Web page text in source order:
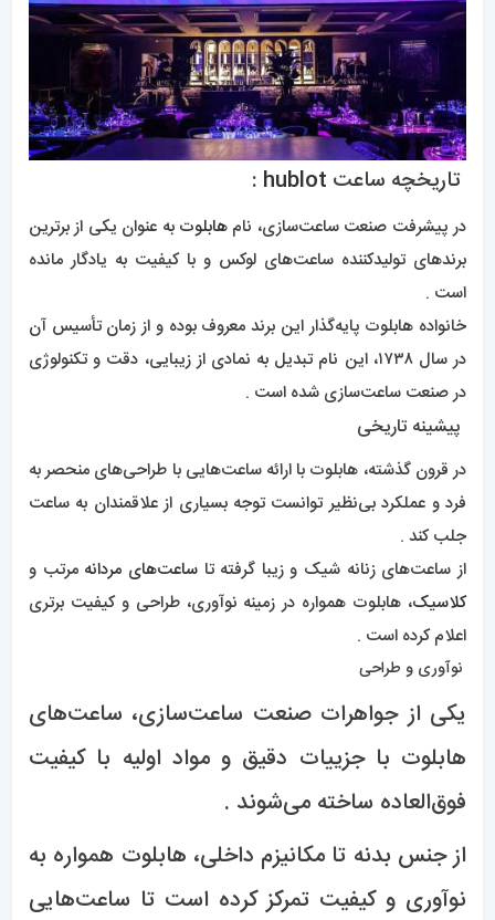
تاریخچه ساعت hublot
:
در پیشرفت صنعت ساعت‌سازی، نام هابلوت به عنوان یکی از برترین
برندهای تولیدکننده ساعت‌های لوکس و با کیفیت به یادگار مانده
است .
خانواده هابلوت پایه‌گذار این برند معروف بوده و از زمان تأسیس آن
در سال ۱۷۳۸، این نام تبدیل به نمادی از زیبایی، دقت و تکنولوژی
در صنعت ساعت‌سازی شده است .
پیشینه تاریخی
در قرون گذشته، هابلوت با ارائه ساعت‌هایی با طراحی‌های منحصر به
فرد و عملکرد بی‌نظیر توانست توجه بسیاری از علاقمندان به ساعت
جلب کند .
از ساعت‌های زنانه شیک و زیبا گرفته تاساعت‌های مردانه مرتب و
کلاسیک، هابلوت همواره در زمینه نوآوری، طراحی و کیفیت برتری
اعلام کرده است .
نوآوری و طراحی
یکی از جواهرات صنعت ساعت‌سازی، ساعت‌های
هابلوت با جزییات دقیق و مواد اولیه با کیفیت
فوق‌العاده ساخته می‌شوند .
از جنس بدنه تا مکانیزم داخلی، هابلوت همواره به
نوآوری و کیفیت تمرکز کرده است تا ساعت‌هایی